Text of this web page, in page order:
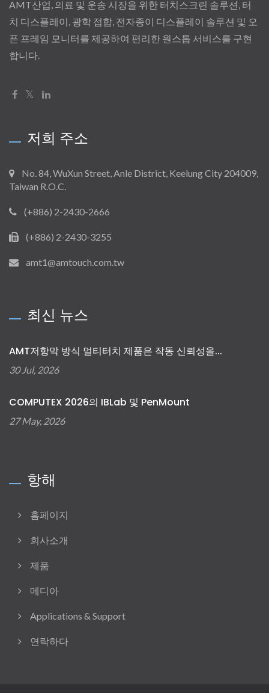
AMT산업, 의료 및 운송 시장을 위한 터치스크린 솔루션, 터
치 디스플레이, 광학 접합, 전자종이 디스플레이 솔루션 및 오
픈 프레임 모니터를 제공하여 편리한 원스톱 서비스를 구현
합니다.
저희 주소
No. 84, WuXun Street, Anle District, Keelung City 204009,
Taiwan R.O.C.
(+886) 2-2430-2666
(+886) 2-2430-3255
amt1@amtouch.com.tw
최신 뉴스
AMT저항막 방식 멀티터치 제품은 작동 신뢰성을...
30 Jul, 2026
COMPUTEX 2026의 IBLab 및 PenMount
27 May, 2026
항해
홈페이지
회사소개
제품
메디아
Applications & Support
연락하다